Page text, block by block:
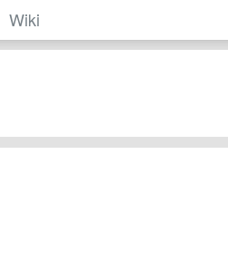
Wiki